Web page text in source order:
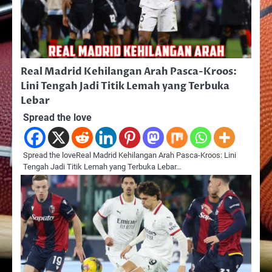
Real Madrid Kehilangan Arah Pasca-Kroos:
Lini Tengah Jadi Titik Lemah yang Terbuka
Lebar
Spread the love
Spread the loveReal Madrid Kehilangan Arah Pasca-Kroos: Lini
Tengah Jadi Titik Lemah yang Terbuka Lebar…